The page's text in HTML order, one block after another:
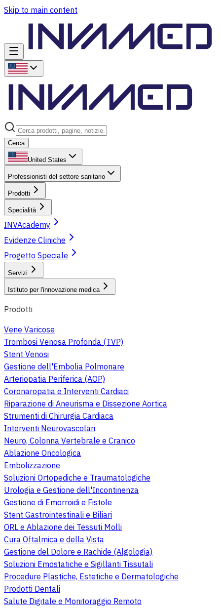
Skip to main content
Cerca
United States
Professionisti del settore sanitario
Prodotti
Specialità
INVAcademy
Evidenze Cliniche
Progetto Speciale
Servizi
Istituto per l'innovazione medica
Prodotti
Vene Varicose
Trombosi Venosa Profonda (TVP)
Stent Venosi
Gestione dell'Embolia Polmonare
Arteriopatia Periferica (AOP)
Coronaropatia e Interventi Cardiaci
Riparazione di Aneurisma e Dissezione Aortica
Strumenti di Chirurgia Cardiaca
Interventi Neurovascolari
Neuro, Colonna Vertebrale e Cranico
Ablazione Oncologica
Embolizzazione
Soluzioni Ortopediche e Traumatologiche
Urologia e Gestione dell'Incontinenza
Gestione di Emorroidi e Fistole
Stent Gastrointestinali e Biliari
ORL e Ablazione dei Tessuti Molli
Cura Oftalmica e della Vista
Gestione del Dolore e Rachide (Algologia)
Soluzioni Emostatiche e Sigillanti Tissutali
Procedure Plastiche, Estetiche e Dermatologiche
Prodotti Dentali
Salute Digitale e Monitoraggio Remoto